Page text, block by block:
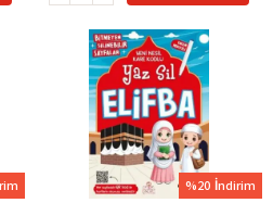
%20 İndirim